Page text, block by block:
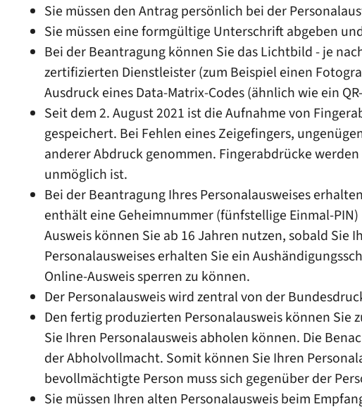
Sie müssen den Antrag persönlich bei der
Sie müssen eine formgültige Unterschrift abgeben
Bei der Beantragung können Sie das Lichtbild - je
zertifizierten Dienstleister (zum Beispiel einen
Ausdruck eines Data-Matrix-Codes (ähnlich wie ein
Seit dem 2. August 2021 ist die Aufnahme von
gespeichert. Bei Fehlen eines Zeigefingers,
anderer Abdruck genommen. Fingerabdrücke
unmöglich ist.
Bei der BeantragungIhresPersonalausweises
enthält eine Geheimnummer(fünfstellige Einmal-PIN)
Ausweis können Sie ab 16 Jahren nutzen, sobald Sie
Personalausweises erhalten Sie ein
Online-Ausweis sperren zu können.
Der Personalausweis wird zentral von der
Den fertig produzierten Personalausweis können Sie
Sie Ihren Personalausweis abholen können. Die
der Abholvollmacht. Somit können Sie Ihren
bevollmächtigte Person muss sich gegenüber der
Sie müssen Ihren alten Personalausweis beim